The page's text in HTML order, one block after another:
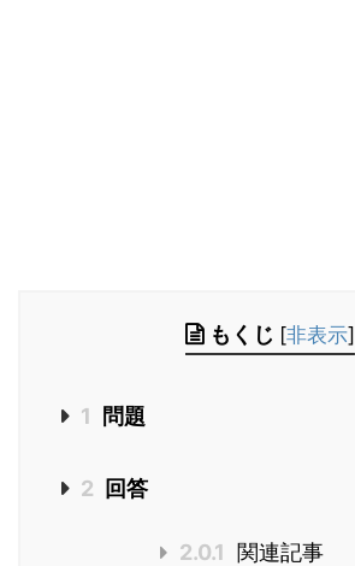
もくじ [非表示]
1 問題
2 回答
2.0.1 関連記事